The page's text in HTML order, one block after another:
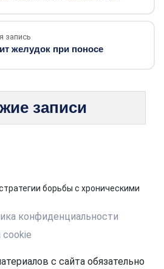
запись
желудок при поносе
записи
борьбы с хроническими
конфиденциальности
cookie
с сайта обязательно